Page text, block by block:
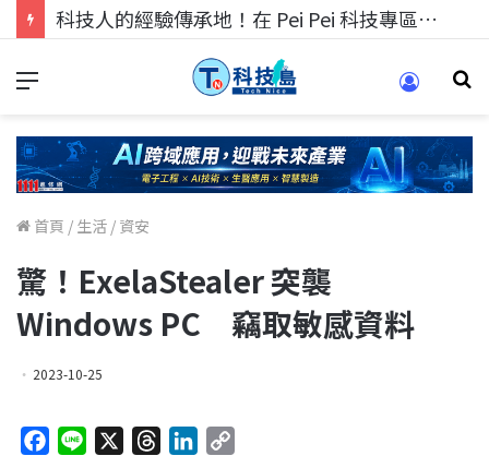
科技人的經驗傳承地！在 Pei Pei 科技專區，與學弟妹交流最硬核的技術
首頁 / 生活 / 資安
驚！ExelaStealer 突襲
Windows PC 竊取敏感資料
2023-10-25